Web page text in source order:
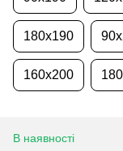
180x190
160x200
В наявності